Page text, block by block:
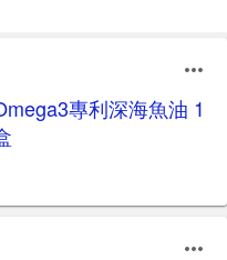
專利深海魚油 1